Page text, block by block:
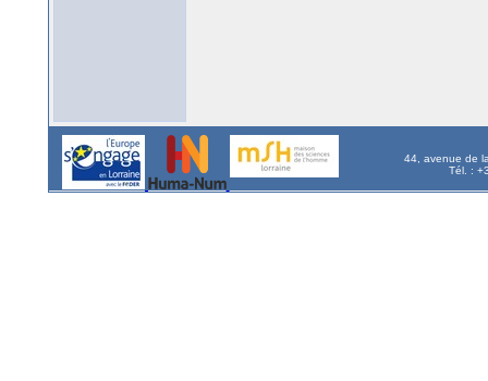
44, avenue de
Tél. :